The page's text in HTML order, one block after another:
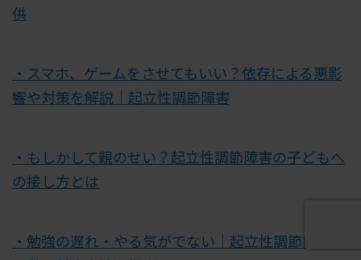
供
・スマホ、ゲームをさせてもいい？依存による悪影
響や対策を解説｜起立性調節障害
・もしかして親のせい？起立性調節障害の子どもへ
の接し方とは
・勉強の遅れ・やる気がでない｜起立性調節障害の